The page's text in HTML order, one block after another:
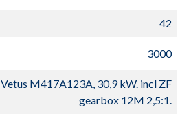
42
3000
Vetus M417A123A, 30,9 kW. incl ZF
gearbox 12M 2,5:1.